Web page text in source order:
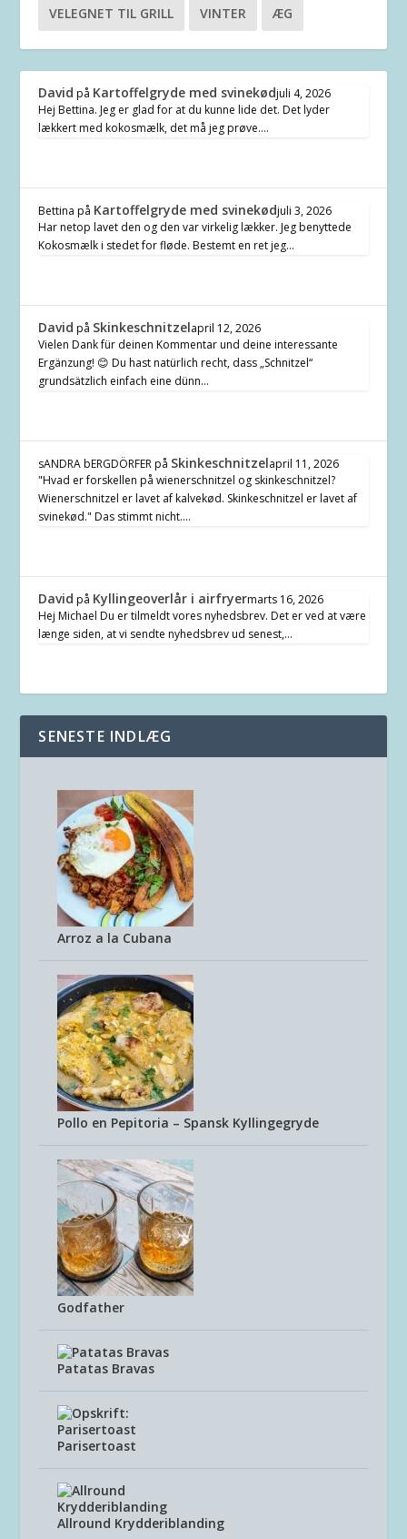
VELEGNET TIL GRILL VINTER ÆG
David på Kartoffelgryde med svinekødjuli 4, 2026
Hej Bettina. Jeg er glad for at du kunne lide det. Det lyder
lækkert med kokosmælk, det må jeg prøve.…
Bettina på Kartoffelgryde med svinekødjuli 3, 2026
Har netop lavet den og den var virkelig lækker. Jeg benyttede
Kokosmælk i stedet for fløde. Bestemt en ret jeg…
David på Skinkeschnitzelapril 12, 2026
Vielen Dank für deinen Kommentar und deine interessante
Ergänzung! 😊 Du hast natürlich recht, dass „Schnitzel“
grundsätzlich einfach eine dünn…
sANDRA bERGDÖRFERpå Skinkeschnitzelapril 11, 2026
"Hvad er forskellen på wienerschnitzel og skinkeschnitzel?
Wienerschnitzel er lavet af kalvekød. Skinkeschnitzel er lavet af
svinekød." Das stimmt nicht.…
David på Kyllingeoverlår i airfryermarts 16, 2026
Hej Michael Du er tilmeldt vores nyhedsbrev. Det er ved at være
længe siden, at vi sendte nyhedsbrev ud senest,…
SENESTE INDLÆG
Arroz a la Cubana
Pollo en Pepitoria – Spansk Kyllingegryde
Godfather
Patatas Bravas
Parisertoast
Allround Krydderiblanding